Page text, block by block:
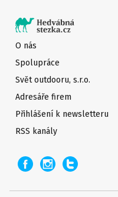
O nás
Spolupráce
Svět outdooru, s.r.o.
Adresáře firem
Přihlášení k newsletteru
RSS kanály